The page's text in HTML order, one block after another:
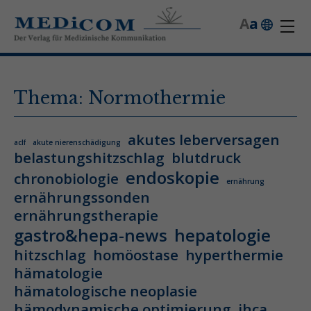
a
A
Thema: Normothermie
aclf akute nierenschädigung
akutes leberversagen
belastungshitzschlag blutdruck
chronobiologie endoskopie ernährung
ernährungssonden
ernährungstherapie
gastro&hepa-news hepatologie
hitzschlag homöostase hyperthermie
hämatologie
hämatologische neoplasie